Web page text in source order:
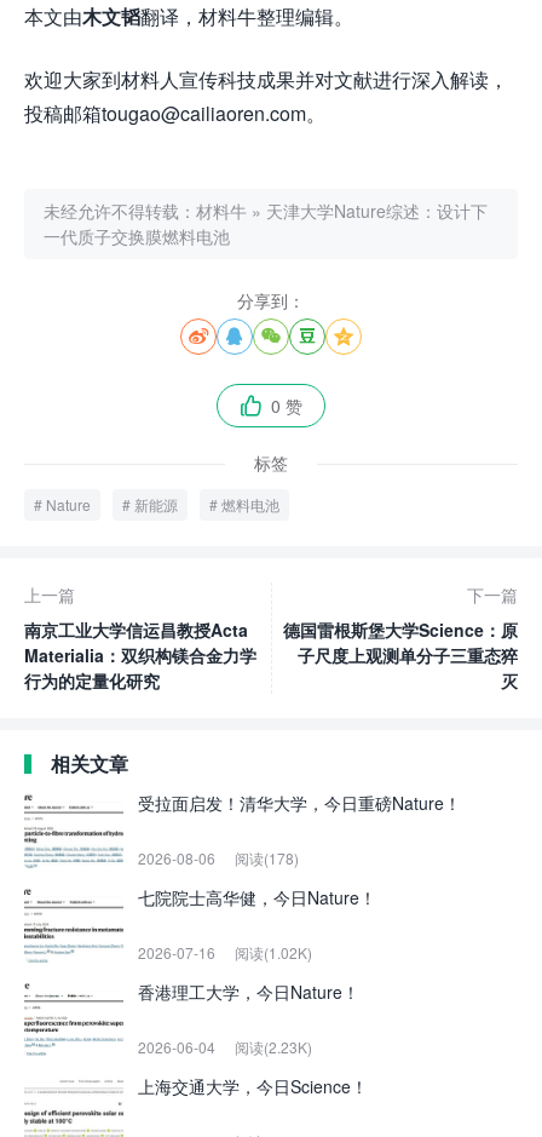
本文由木文韬翻译，材料牛整理编辑。
欢迎大家到材料人宣传科技成果并对文献进行深入解读，
投稿邮箱tougao@cailiaoren.com。
未经允许不得转载： 材料牛 » 天津大学Nature综述：设计下
一代质子交换膜燃料电池
分享到：
    
 0 赞
标签
Nature 新能源 燃料电池
上一篇
南京工业大学信运昌教授Acta
Materialia：双织构镁合金力学
行为的定量化研究
下一篇
德国雷根斯堡大学Science：原
子尺度上观测单分子三重态猝
灭
相关文章
受拉面启发！清华大学，今日重磅Nature！
2026-08-06 阅读(178)
七院院士高华健，今日Nature！
2026-07-16 阅读(1.02K)
香港理工大学，今日Nature！
2026-06-04 阅读(2.23K)
上海交通大学，今日Science！